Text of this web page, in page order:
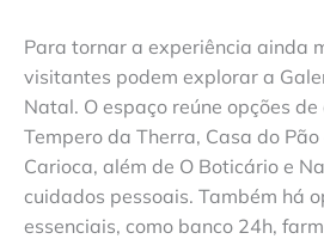
Para tornar a experiência ainda
visitantes podem explorar a
Natal. O espaço reúne opções
Tempero da Therra, Casa do
Carioca, além de O Boticário e
cuidados pessoais. Também há
essenciais, como banco 24h,